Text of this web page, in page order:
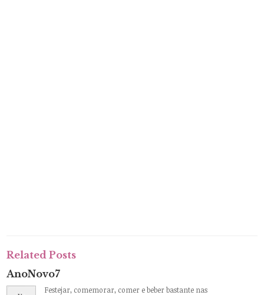
Related Posts
AnoNovo7
Festejar, comemorar, comer e beber bastante nas